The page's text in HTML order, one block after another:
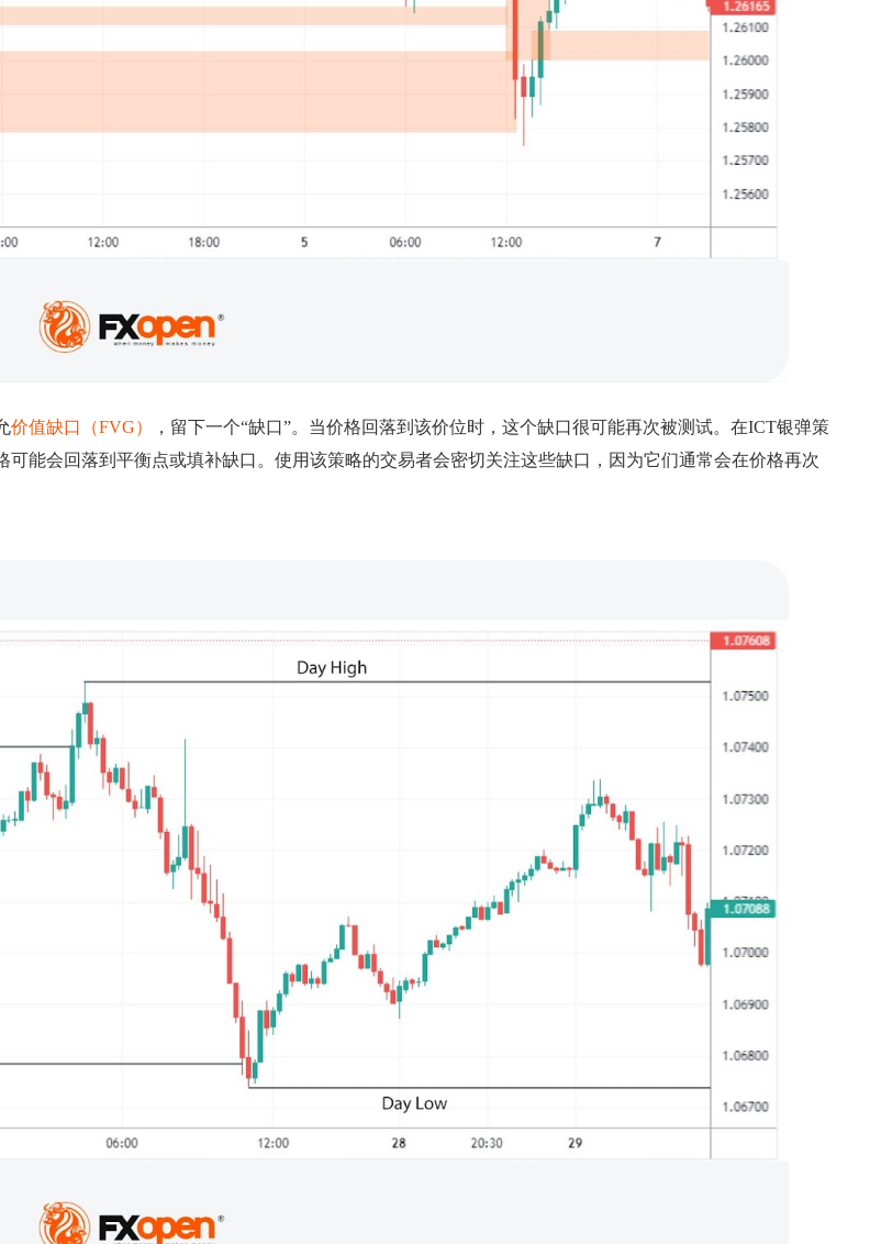
价值缺口（FVG）
，留下一个“缺口”。当价格回落到该价位时，这个缺口很可能再次被测试。在ICT银弹策
能会回落到平衡点或填补缺口。使用该策略的交易者会密切关注这些缺口，因为它们通常会在价格再次